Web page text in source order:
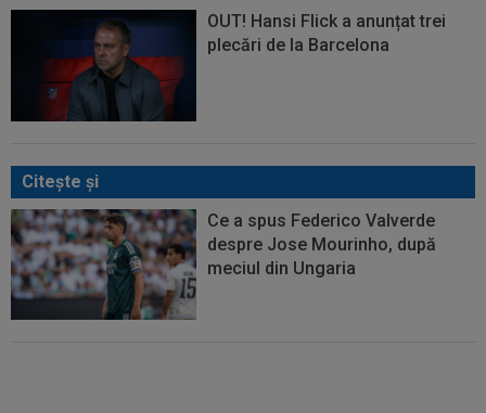
OUT! Hansi Flick a anunțat trei
plecări de la Barcelona
Citeşte şi
Ce a spus Federico Valverde
despre Jose Mourinho, după
meciul din Ungaria